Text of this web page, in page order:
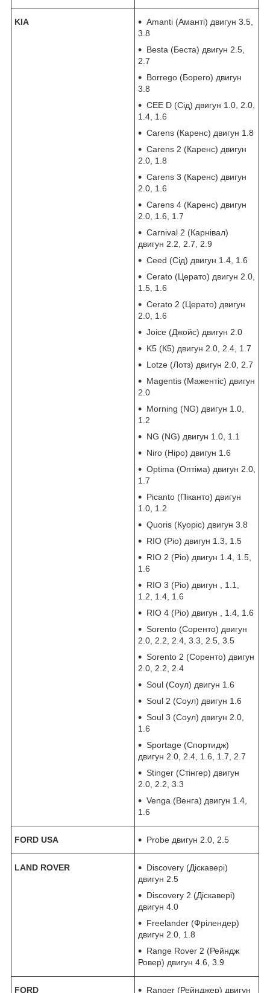
KIA
Amanti (Аманті) двигун 3.5,
3.8
Besta (Беста) двигун 2.5,
2.7
Borrego (Борего) двигун
3.8
CEE D (Сід) двигун 1.0, 2.0,
1.4, 1.6
Carens (Каренс) двигун 1.8
Carens 2 (Каренс) двигун
2.0, 1.8
Carens 3 (Каренс) двигун
2.0, 1.6
Carens 4 (Каренс) двигун
2.0, 1.6, 1.7
Carnival 2 (Карнівал)
двигун 2.2, 2.7, 2.9
Ceed (Сід) двигун 1.4, 1.6
Cerato (Церато) двигун 2.0,
1.5, 1.6
Cerato 2 (Церато) двигун
2.0, 1.6
Joice (Джойс) двигун 2.0
K5 (К5) двигун 2.0, 2.4, 1.7
Lotze (Лотз) двигун 2.0, 2.7
Magentis (Мажентіс) двигун
2.0
Morning (NG) двигун 1.0,
1.2
NG (NG) двигун 1.0, 1.1
Niro (Ніро) двигун 1.6
Optima (Оптіма) двигун 2.0,
1.7
Picanto (Піканто) двигун
1.0, 1.2
Quoris (Куоріс) двигун 3.8
RIO (Ріо) двигун 1.3, 1.5
RIO 2 (Ріо) двигун 1.4, 1.5,
1.6
RIO 3 (Ріо) двигун , 1.1,
1.2, 1.4, 1.6
RIO 4 (Ріо) двигун , 1.4, 1.6
Sorento (Соренто) двигун
2.0, 2.2, 2.4, 3.3, 2.5, 3.5
Sorento 2 (Соренто) двигун
2.0, 2.2, 2.4
Soul (Соул) двигун 1.6
Soul 2 (Соул) двигун 1.6
Soul 3 (Соул) двигун 2.0,
1.6
Sportage (Спортидж)
двигун 2.0, 2.4, 1.6, 1.7, 2.7
Stinger (Стінгер) двигун
2.0, 2.2, 3.3
Venga (Венга) двигун 1.4,
1.6
FORD USA Probe двигун 2.0, 2.5
LAND ROVER
Discovery (Діскавері)
двигун 2.5
Discovery 2 (Діскавері)
двигун 4.0
Freelander (Фрілендер)
двигун 2.0, 1.8
Range Rover 2 (Рейндж
Ровер) двигун 4.6, 3.9
FORD
Ranger (Рейнджер) двигун